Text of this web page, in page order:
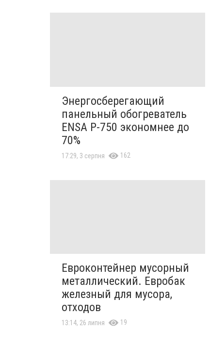
Энергосберегающий
панельный обогреватель
ENSA Р-750 экономнее до
70%
17:29, 3 серпня 162
Евроконтейнер мусорный
металлический. Евробак
железный для мусора,
отходов
13:14, 26 липня 19